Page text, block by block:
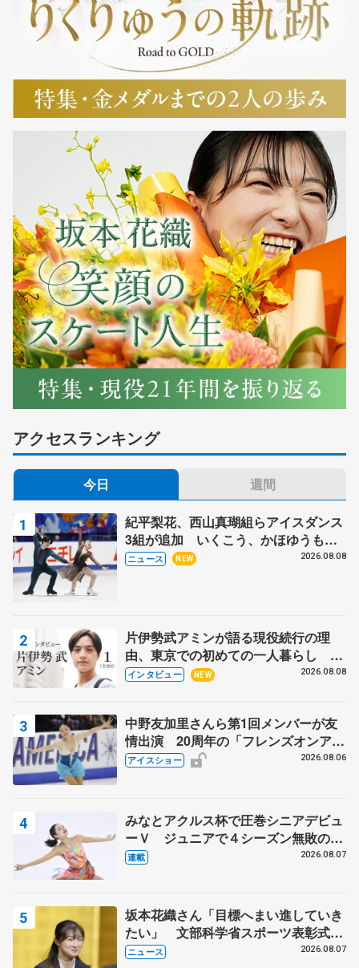
アクセスランキング
今日 週間
紀平梨花、西山真瑚組らアイスダンス
3組が追加 いくこう、かほゆうも、
木下グループ杯
ニュース NEW 2026.08.08
片伊勢武アミンが語る現役続行の理
由、東京での初めての一人暮らし 注
目スケーターの「今」に迫る
インタビュー NEW 2026.08.08
中野友加里さんら第1回メンバーが友
情出演 20周年の「フレンズオンアイ
ス」 宮本賢二さん、有川梨絵さん、
アイスショー 2026.08.06
みなとアクルス杯で圧巻シニアデビュ
ーＶ ジュニアで４シーズン無敗の島
田麻央
連載 2026.08.07
坂本花織さん「目標へまい進していき
たい」 文部科学省スポーツ表彰式で
代表謝辞
ニュース 2026.08.07